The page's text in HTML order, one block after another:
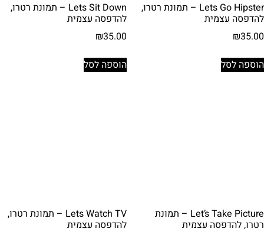
Lets Go Hipster – תמונת רטרו,
להדפסה עצמית
₪35.00
הוספה לסל
Lets Sit Down – תמונת רטרו,
להדפסה עצמית
₪35.00
הוספה לסל
Let’s Take Picture – תמונת
רטרו, להדפסה עצמית
Lets Watch TV – תמונת רטרו,
להדפסה עצמית